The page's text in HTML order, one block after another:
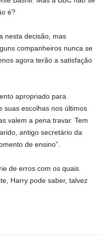
é?
nesta decisão, mas
companheiros nunca se
agora terão a satisfação
apropriado para
suas escolhas nos últimos
valem a pena travar. Tem
antigo secretário da
de ensino”.
de erros com os quais
Harry pode saber, talvez